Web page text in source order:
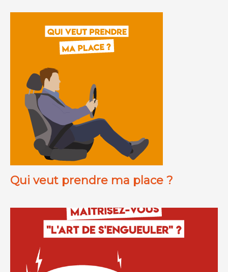
Qui veut prendre ma place ?